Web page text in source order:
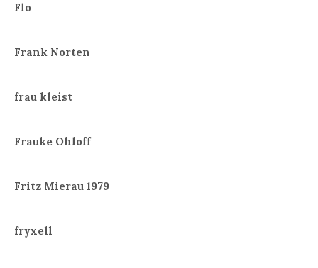
Flo
Frank Norten
frau kleist
Frauke Ohloff
Fritz Mierau 1979
fryxell